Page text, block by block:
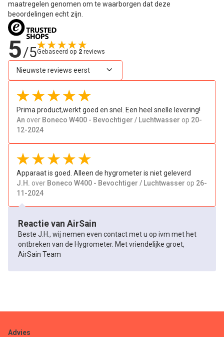
maatregelen genomen om te waarborgen dat deze
beoordelingen echt zijn.
5/5Gebaseerd op 2 reviews
Prima product,werkt goed en snel. Een heel snelle levering!
An over Boneco W400 - Bevochtiger / Luchtwasser op 20-
12-2024
Apparaat is goed. Alleen de hygrometer is niet geleverd
J.H. over Boneco W400 - Bevochtiger / Luchtwasser op 26-
11-2024
Reactie van AirSain
Beste J.H., wij nemen even contact met u op ivm met het
ontbreken van de Hygrometer. Met vriendelijke groet,
AirSain Team
Advies